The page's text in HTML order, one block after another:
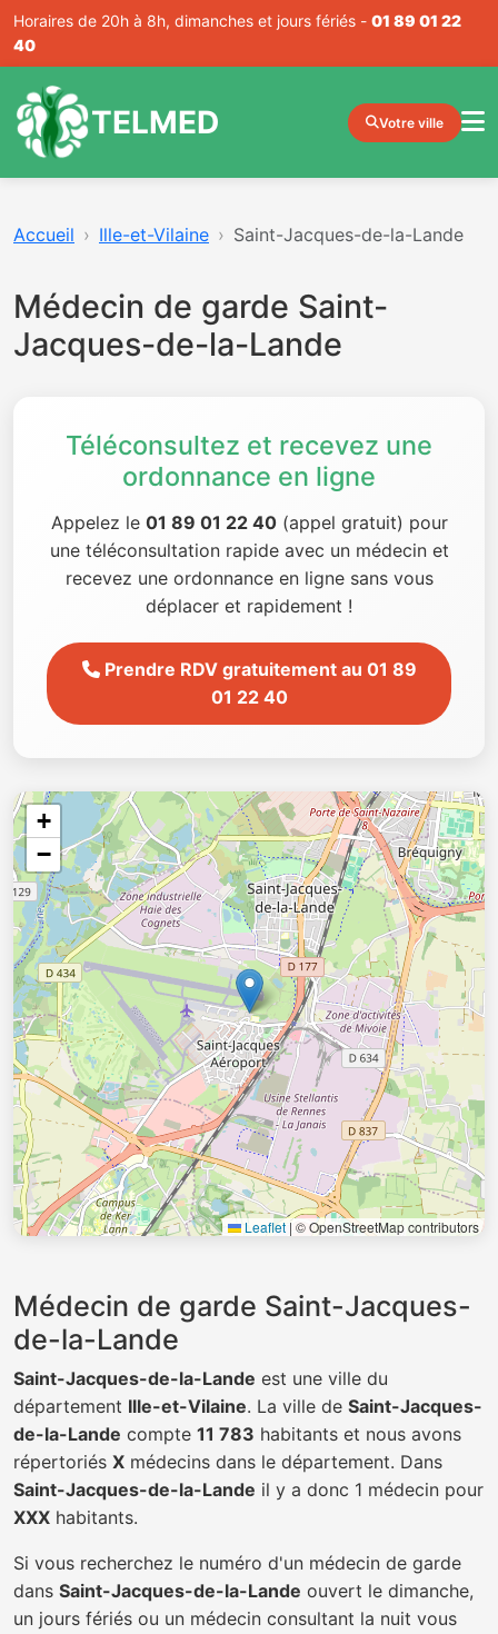
Horaires de 20h à 8h, dimanches et jours fériés - 01 89 01 22
40
TELMED Votre ville
Accueil Ille-et-Vilaine Saint-Jacques-de-la-Lande
Médecin de garde Saint-
Jacques-de-la-Lande
Téléconsultez et recevez une
ordonnance en ligne
Appelez le 01 89 01 22 40(appel gratuit) pour
une téléconsultation rapide avec un médecin et
recevez une ordonnance en ligne sans vous
déplacer et rapidement !
Prendre RDV gratuitement au 01 89
01 22 40
+
−
Leaflet |© OpenStreetMap contributors
Médecin de garde Saint-Jacques-
de-la-Lande
Saint-Jacques-de-la-Lande est une ville du
département Ille-et-Vilaine. La ville de Saint-Jacques-
de-la-Lande compte 11 783 habitants et nous avons
répertoriés X médecins dans le département. Dans
Saint-Jacques-de-la-Lande il y a donc 1 médecin pour
XXX habitants.
Si vous recherchez le numéro d'un médecin de garde
dans Saint-Jacques-de-la-Lande ouvert le dimanche,
un jours fériés ou un médecin consultant la nuit vous